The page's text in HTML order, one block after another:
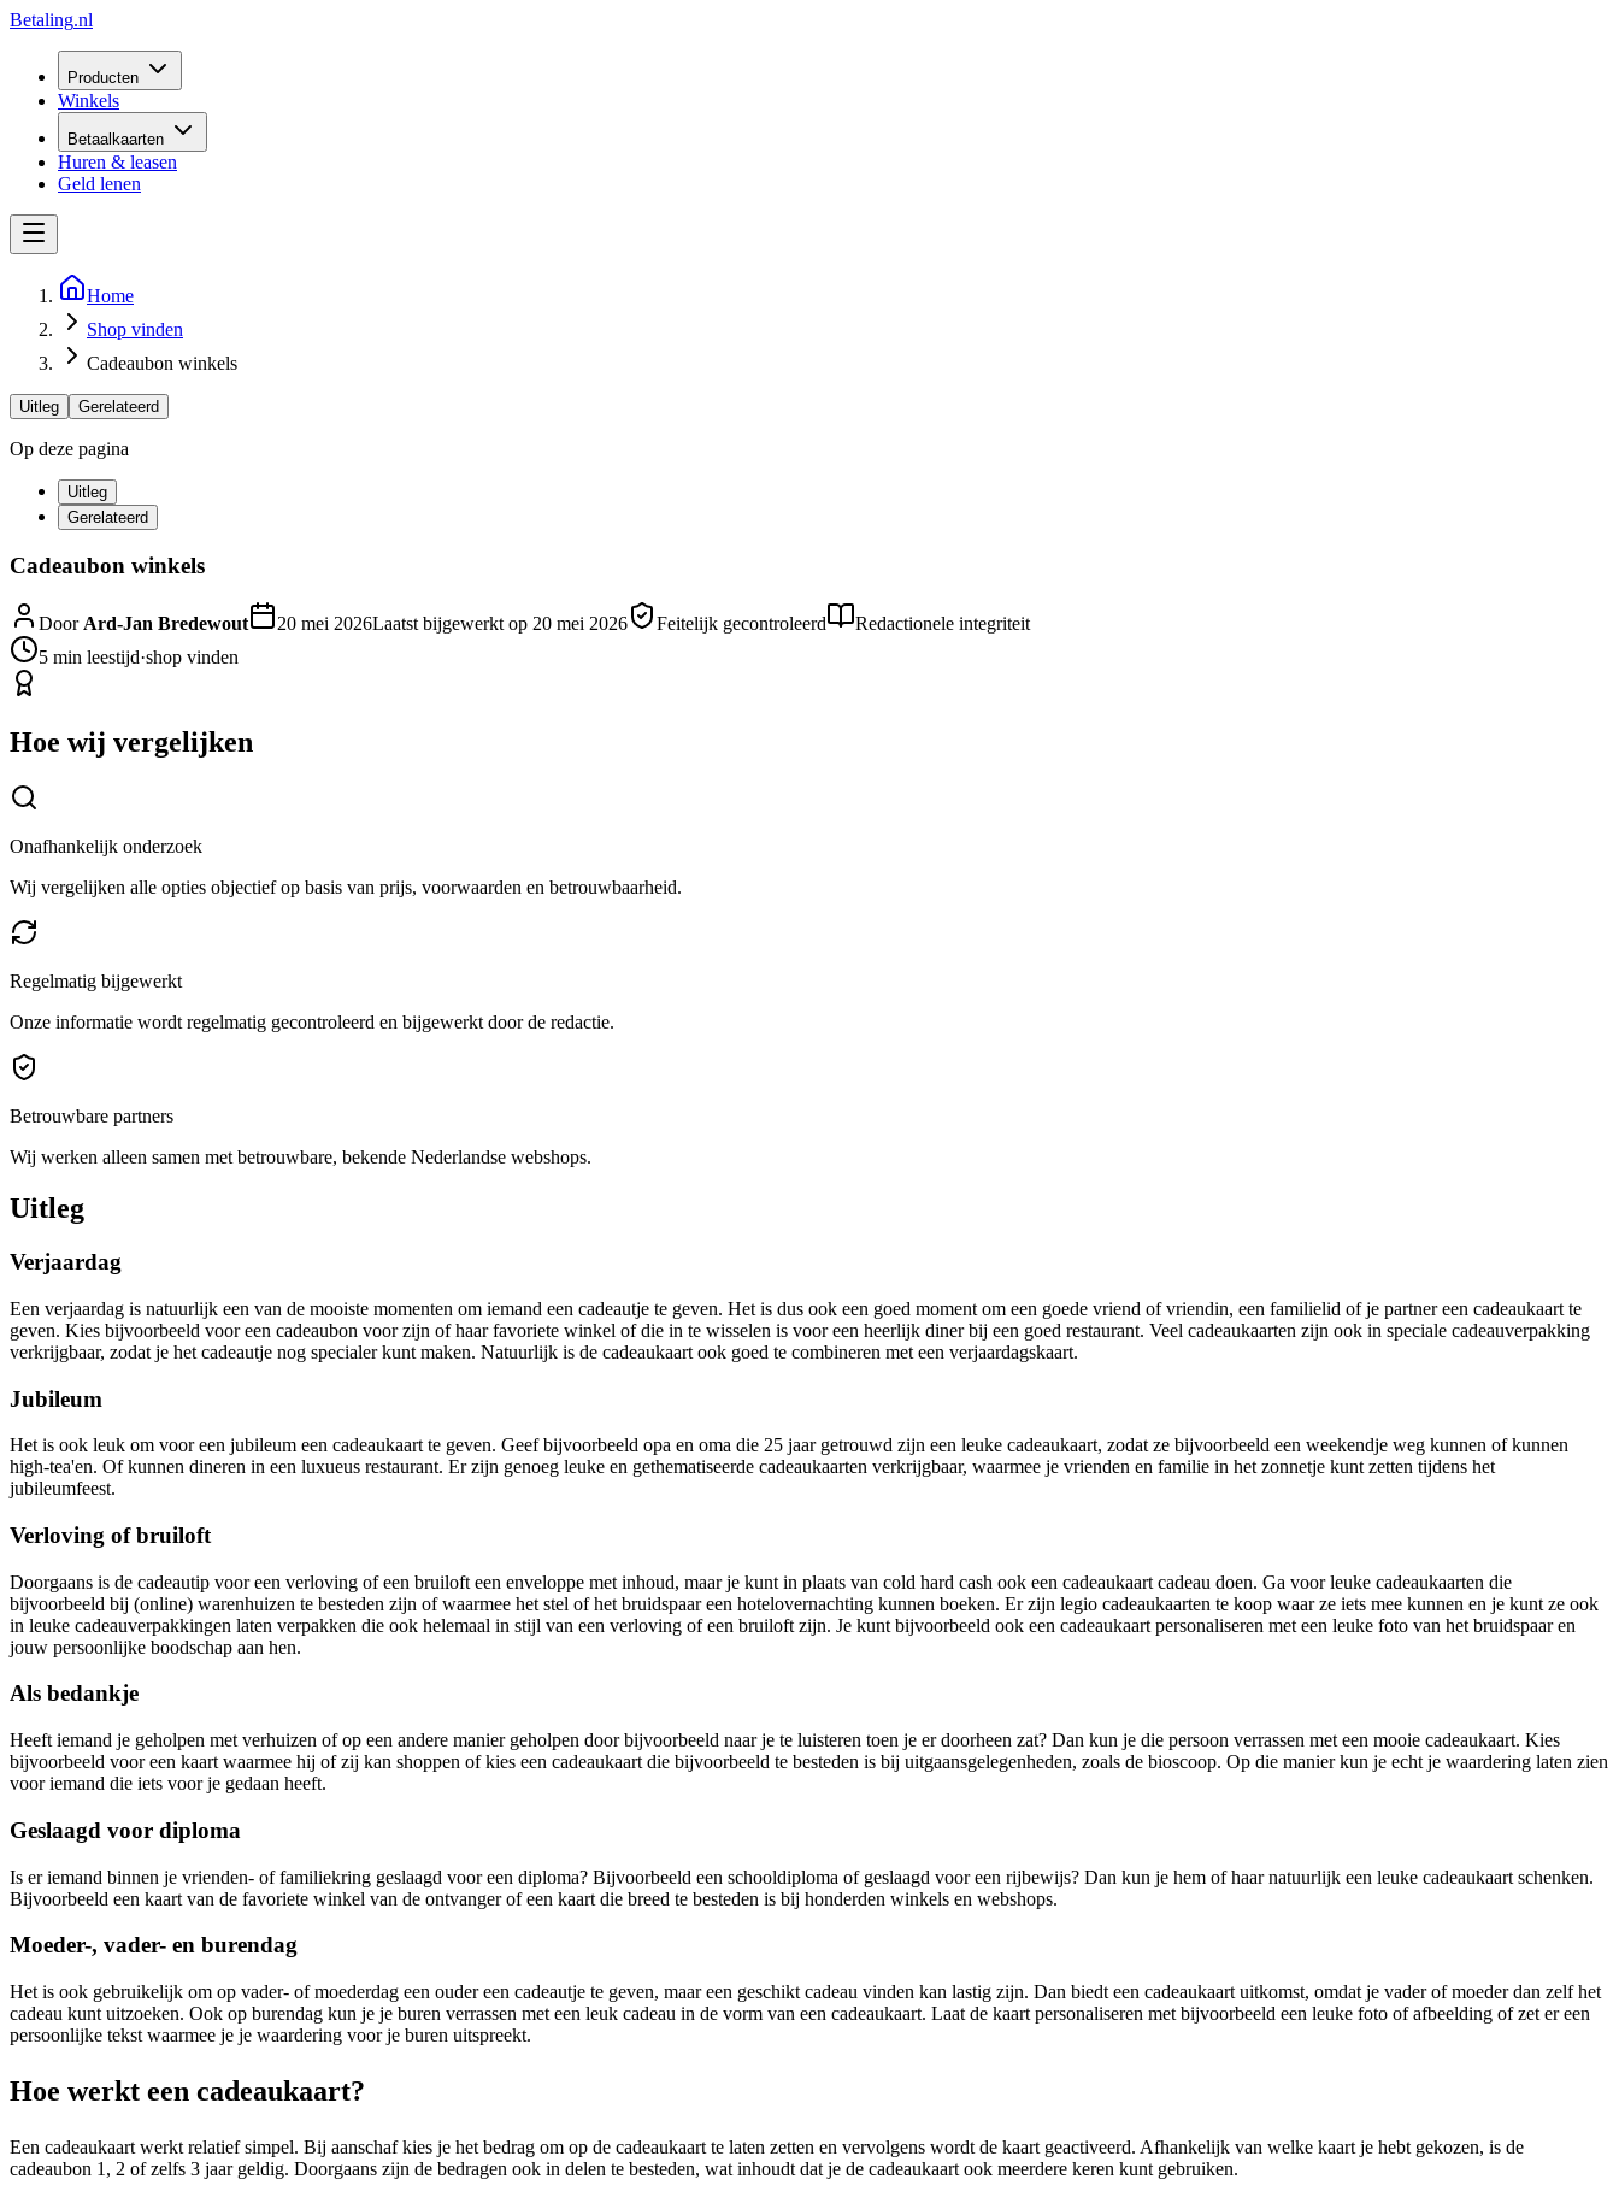
Betaling.nl
Producten
Winkels
Betaalkaarten
Huren & leasen
Geld lenen
Home
Shop vinden
Cadeaubon winkels
Uitleg Gerelateerd
Op deze pagina
Uitleg
Gerelateerd
Cadeaubon winkels
DoorArd-Jan Bredewout 20 mei 2026Laatst bijgewerkt op 20 mei 2026 Feitelijk gecontroleerd
Redactionele integriteit
5 min leestijd·shop vinden
Hoe wij vergelijken
Onafhankelijk onderzoek
Wij vergelijken alle opties objectief op basis van prijs, voorwaarden en betrouwbaarheid.
Regelmatig bijgewerkt
Onze informatie wordt regelmatig gecontroleerd en bijgewerkt door de redactie.
Betrouwbare partners
Wij werken alleen samen met betrouwbare, bekende Nederlandse webshops.
Uitleg
Verjaardag
Een verjaardag is natuurlijk een van de mooiste momenten om iemand een cadeautje te geven. Het is dus ook een goed moment om een goede vriend of vriendin, een familielid of je partner een cadeaukaart te
geven. Kies bijvoorbeeld voor een cadeaubon voor zijn of haar favoriete winkel of die in te wisselen is voor een heerlijk diner bij een goed restaurant. Veel cadeaukaarten zijn ook in speciale cadeauverpakking
verkrijgbaar, zodat je het cadeautje nog specialer kunt maken. Natuurlijk is de cadeaukaart ook goed te combineren met een verjaardagskaart.
Jubileum
Het is ook leuk om voor een jubileum een cadeaukaart te geven. Geef bijvoorbeeld opa en oma die 25 jaar getrouwd zijn een leuke cadeaukaart, zodat ze bijvoorbeeld een weekendje weg kunnen of kunnen
high-tea'en. Of kunnen dineren in een luxueus restaurant. Er zijn genoeg leuke en gethematiseerde cadeaukaarten verkrijgbaar, waarmee je vrienden en familie in het zonnetje kunt zetten tijdens het
jubileumfeest.
Verloving of bruiloft
Doorgaans is de cadeautip voor een verloving of een bruiloft een enveloppe met inhoud, maar je kunt in plaats van cold hard cash ook een cadeaukaart cadeau doen. Ga voor leuke cadeaukaarten die
bijvoorbeeld bij (online) warenhuizen te besteden zijn of waarmee het stel of het bruidspaar een hotelovernachting kunnen boeken. Er zijn legio cadeaukaarten te koop waar ze iets mee kunnen en je kunt ze ook
in leuke cadeauverpakkingen laten verpakken die ook helemaal in stijl van een verloving of een bruiloft zijn. Je kunt bijvoorbeeld ook een cadeaukaart personaliseren met een leuke foto van het bruidspaar en
jouw persoonlijke boodschap aan hen.
Als bedankje
Heeft iemand je geholpen met verhuizen of op een andere manier geholpen door bijvoorbeeld naar je te luisteren toen je er doorheen zat? Dan kun je die persoon verrassen met een mooie cadeaukaart. Kies
bijvoorbeeld voor een kaart waarmee hij of zij kan shoppen of kies een cadeaukaart die bijvoorbeeld te besteden is bij uitgaansgelegenheden, zoals de bioscoop. Op die manier kun je echt je waardering laten zien
voor iemand die iets voor je gedaan heeft.
Geslaagd voor diploma
Is er iemand binnen je vrienden- of familiekring geslaagd voor een diploma? Bijvoorbeeld een schooldiploma of geslaagd voor een rijbewijs? Dan kun je hem of haar natuurlijk een leuke cadeaukaart schenken.
Bijvoorbeeld een kaart van de favoriete winkel van de ontvanger of een kaart die breed te besteden is bij honderden winkels en webshops.
Moeder-, vader- en burendag
Het is ook gebruikelijk om op vader- of moederdag een ouder een cadeautje te geven, maar een geschikt cadeau vinden kan lastig zijn. Dan biedt een cadeaukaart uitkomst, omdat je vader of moeder dan zelf het
cadeau kunt uitzoeken. Ook op burendag kun je je buren verrassen met een leuk cadeau in de vorm van een cadeaukaart. Laat de kaart personaliseren met bijvoorbeeld een leuke foto of afbeelding of zet er een
persoonlijke tekst waarmee je je waardering voor je buren uitspreekt.
Hoe werkt een cadeaukaart?
Een cadeaukaart werkt relatief simpel. Bij aanschaf kies je het bedrag om op de cadeaukaart te laten zetten en vervolgens wordt de kaart geactiveerd. Afhankelijk van welke kaart je hebt gekozen, is de
cadeaubon 1, 2 of zelfs 3 jaar geldig. Doorgaans zijn de bedragen ook in delen te besteden, wat inhoudt dat je de cadeaukaart ook meerdere keren kunt gebruiken.